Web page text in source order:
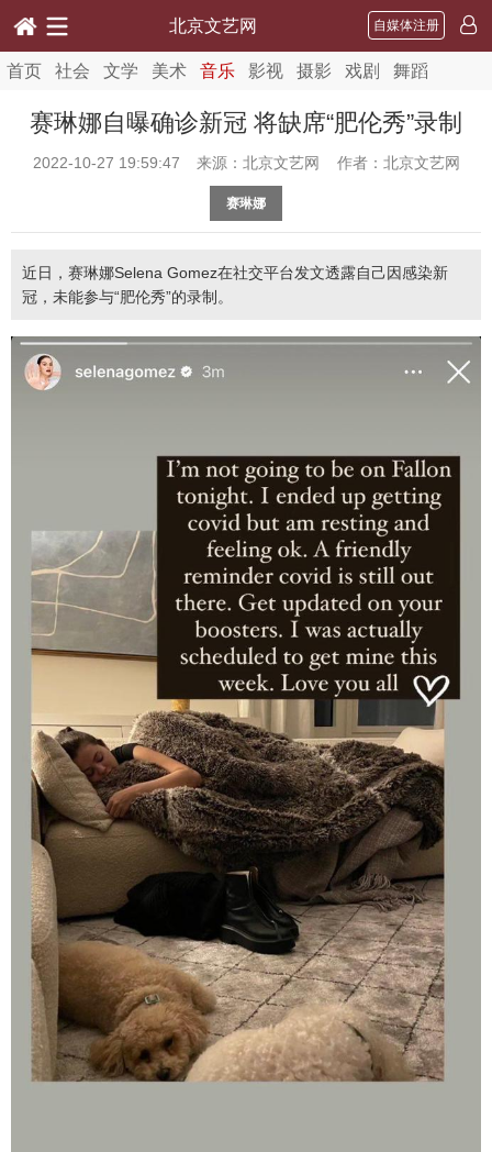
北京文艺网 自媒体注册
首页 社会 文学 美术 音乐 影视 摄影 戏剧 舞蹈
赛琳娜自曝确诊新冠 将缺席“肥伦秀”录制
2022-10-27 19:59:47 来源：北京文艺网 作者：北京文艺网
赛琳娜
近日，赛琳娜Selena Gomez在社交平台发文透露自己因感染新
冠，未能参与“肥伦秀”的录制。